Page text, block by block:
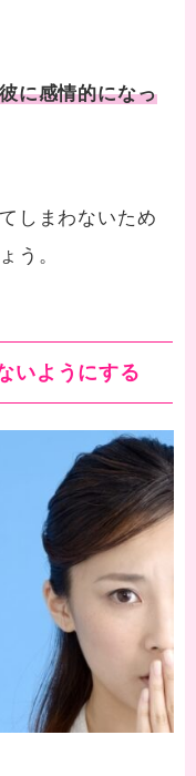
に感情的になっ
しまわないため
う。
いようにする